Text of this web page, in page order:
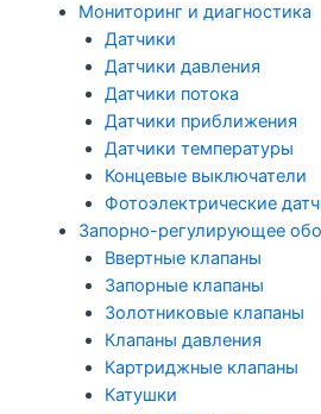
Мониторинг и диагностика
Датчики
Датчики давления
Датчики потока
Датчики приближения
Датчики температуры
Концевые выключатели
Фотоэлектрические
Запорно-регулирующее
Ввертные клапаны
Запорные клапаны
Золотниковые клапаны
Клапаны давления
Картриджные клапаны
Катушки